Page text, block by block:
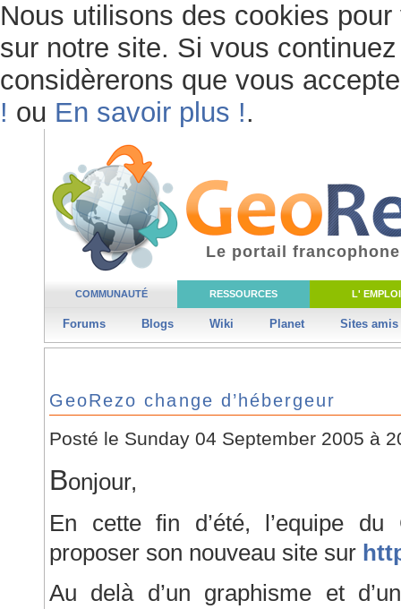
Nous utilisons des cookies
sur notre site. Si vous
considèrerons que vous
! ou En savoir plus !.
COMMUNAUTÉ RESSOURCES L' EMPLOI
Forums Blogs Wiki Planet Sites amis
Le portail
GeoRezo change d’hébergeur
Posté le Sunday 04 September 2005 à
Bonjour,
En cette fin d’été, l’equipe
proposer son nouveau site sur
Au delà d’un graphisme et